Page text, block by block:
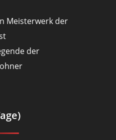
Meisterwerk der
der